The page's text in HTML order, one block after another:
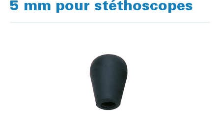
5 mm pour stéthoscopes